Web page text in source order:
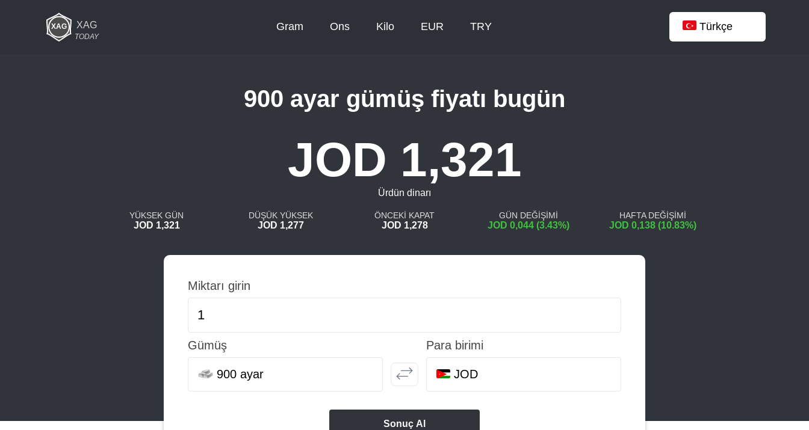
XAG
TODAY
Gram Ons Kilo EUR TRY Türkçe
900 ayar gümüş fiyatı bugün
JOD 1,321
Ürdün dinarı
YÜKSEK GÜN
JOD 1,321
DÜŞÜK YÜKSEK
JOD 1,277
ÖNCEKİ KAPAT
JOD 1,278
GÜN DEĞİŞİMİ
JOD 0,044 (3.43%)
HAFTA DEĞİŞİMİ
JOD 0,138 (10.83%)
Miktarı girin
Gümüş
900 ayar
Para birimi
JOD
Sonuç Al